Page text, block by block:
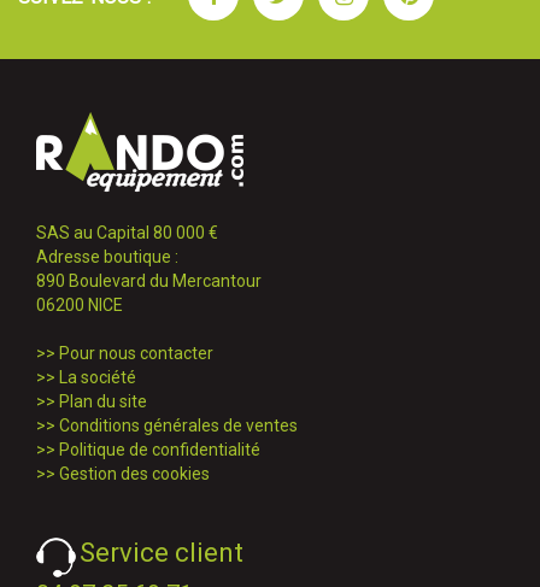
SAS au Capital 80 000 €
Adresse boutique :
890 Boulevard du Mercantour
06200 NICE
>> Pour nous contacter
>>
La société
>> Plan du site
>> Conditions générales de ventes
>> Politique de confidentialité
>> Gestion des cookies
Service client